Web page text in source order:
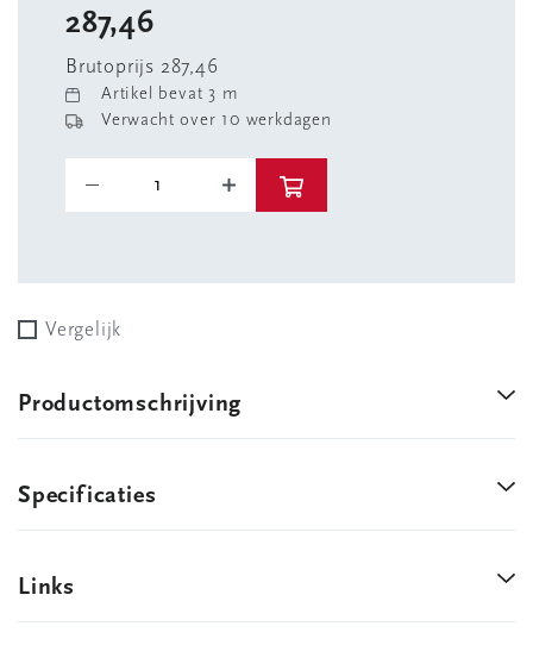
287,46
Brutoprijs 287,46
Artikel bevat 3 m
Verwacht over 10 werkdagen
Vergelijk
Productomschrijving
Specificaties
Links